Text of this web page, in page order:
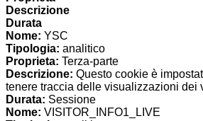
Descrizione
Durata
Nome: YSC
Tipologia: analitico
Proprieta: Terza-parte
Descrizione: Questo cookie è
tenere traccia delle visualizzazioni dei
Durata: Sessione
Nome: VISITOR_INFO1_LIVE